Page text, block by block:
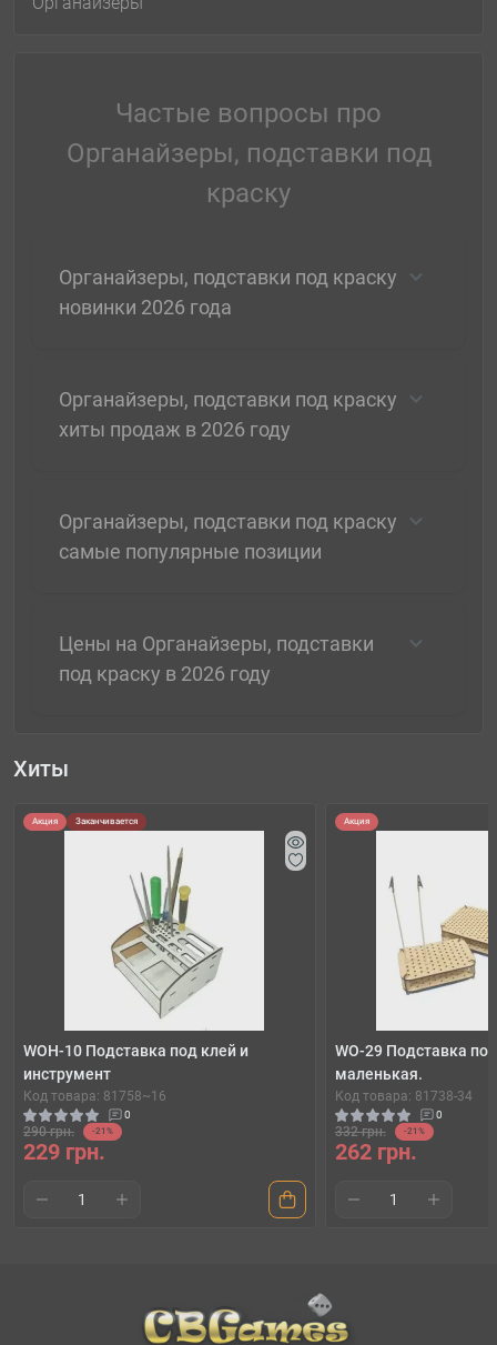
Частые вопросы про
Органайзеры, подставки под
краску
Органайзеры, подставки под краску
новинки 2026 года
Органайзеры, подставки под краску
хиты продаж в 2026 году
Органайзеры, подставки под краску
самые популярные позиции
Цены на Органайзеры, подставки
под краску в 2026 году
Хиты
Акция Заканчивается
WOH-10 Подставка под клей и
инструмент
Код товара: 81758~16
0
290 грн. -21%
229 грн.
Акция
WO-29 Подставка
маленькая.
Код товара: 81738-34
0
332 грн. -21%
262 грн.